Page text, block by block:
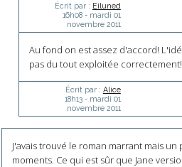
Écrit par : Eiluned
16h08- mardi 01
novembre 2011
Au fond on est assez d'accord!
pas du tout exploitée correctement!
Écrit par : Alice
18h13- mardi 01
novembre 2011
J'avais trouvé le roman marrant mais
moments. Ce qui est sûr que Jane